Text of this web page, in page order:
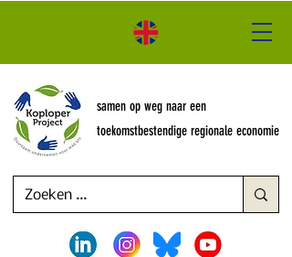
samen op weg naar een
toekomstbestendige regionale economie